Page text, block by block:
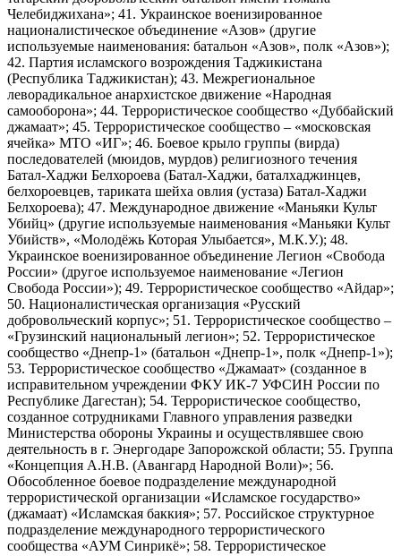
Челебиджихана»; 41. Украинское военизированное
националистическое объединение «Азов» (другие
используемые наименования: батальон «Азов», полк «Азов»);
42. Партия исламского возрождения Таджикистана
(Республика Таджикистан); 43. Межрегиональное
леворадикальное анархистское движение «Народная
самооборона»; 44. Террористическое сообщество «Дуббайский
джамаат»; 45. Террористическое сообщество – «московская
ячейка» МТО «ИГ»; 46. Боевое крыло группы (вирда)
последователей (мюидов, мурдов) религиозного течения
Батал-Хаджи Белхороева (Батал-Хаджи, баталхаджинцев,
белхороевцев, тариката шейха овлия (устаза) Батал-Хаджи
Белхороева); 47. Международное движение «Маньяки Культ
Убийц» (другие используемые наименования «Маньяки Культ
Убийств», «Молодёжь Которая Улыбается», М.К.У.); 48.
Украинское военизированное объединение Легион «Свобода
России» (другое используемое наименование «Легион
Свобода России»); 49. Террористическое сообщество «Айдар»;
50. Националистическая организация «Русский
добровольческий корпус»; 51. Террористическое сообщество –
«Грузинский национальный легион»; 52. Террористическое
сообщество «Днепр-1» (батальон «Днепр-1», полк «Днепр-1»);
53. Террористическое сообщество «Джамаат» (созданное в
исправительном учреждении ФКУ ИК-7 УФСИН России по
Республике Дагестан); 54. Террористическое сообщество,
созданное сотрудниками Главного управления разведки
Министерства обороны Украины и осуществлявшее свою
деятельность в г. Энергодаре Запорожской области; 55. Группа
«Концепция А.Н.В. (Авангард Народной Воли)»; 56.
Обособленное боевое подразделение международной
террористической организации «Исламское государство»
(джамаат) «Исламская баккия»; 57. Российское структурное
подразделение международного террористического
сообщества «АУМ Синрикё»; 58. Террористическое